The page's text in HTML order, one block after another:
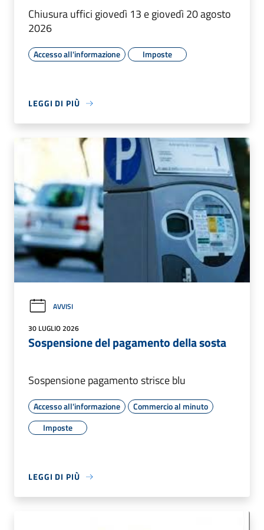
Chiusura uffici giovedì 13 e giovedì 20 agosto
2026
Accesso all'informazione Imposte
LEGGI DI PIÙ
AVVISI
30 LUGLIO 2026
Sospensione del pagamento della sosta
Sospensione pagamento strisce blu
Accesso all'informazione
Commercio al minuto
Imposte
LEGGI DI PIÙ